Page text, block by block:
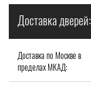
Доставка дверей:
Доставка по Москве в
пределах МКАД: